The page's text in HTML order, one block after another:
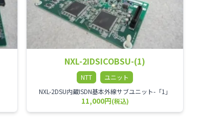
NXL-2IDSICOBSU-(1)
NTT
ユニット
NXL-2DSU内蔵ISDN基本外線サブユニット-「1」
11,000円(税込)